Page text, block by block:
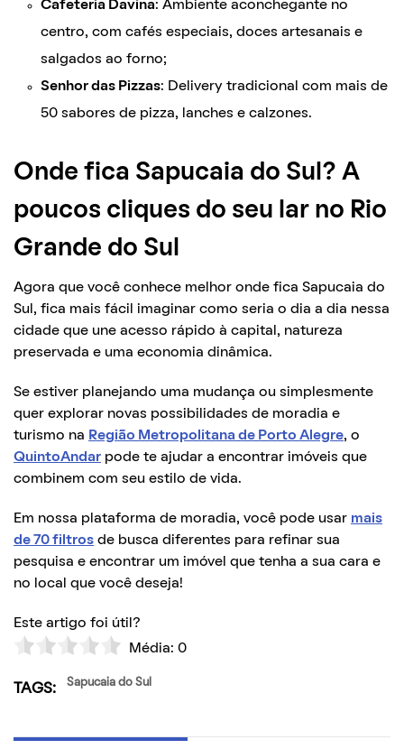
Cafeteria Davina: Ambiente aconchegante no
centro, com cafés especiais, doces artesanais e
salgados ao forno;
Senhor das Pizzas: Delivery tradicional com mais de
50 sabores de pizza, lanches e calzones.
Onde fica Sapucaia do Sul? A
poucos cliques do seu lar no Rio
Grande do Sul
Agora que você conhece melhor onde fica Sapucaia do
Sul, fica mais fácil imaginar como seria o dia a dia nessa
cidade que une acesso rápido à capital, natureza
preservada e uma economia dinâmica.
Se estiver planejando uma mudança ou simplesmente
quer explorar novas possibilidades de moradia e
turismo na Região Metropolitana de Porto Alegre, o
QuintoAndar pode te ajudar a encontrar imóveis que
combinem com seu estilo de vida.
Em nossa plataforma de moradia, você pode usar mais
de 70 filtros de busca diferentes para refinar sua
pesquisa e encontrar um imóvel que tenha a sua cara e
no local que você deseja!
Este artigo foi útil?
Média: 0
TAGS: Sapucaia do Sul